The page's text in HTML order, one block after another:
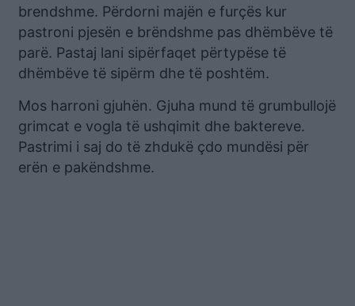
brendshme. Përdorni majën e furçës kur
pastroni pjesën e brëndshme pas dhëmbëve të
parë. Pastaj lani sipërfaqet përtypëse të
dhëmbëve të sipërm dhe të poshtëm.
Mos harroni gjuhën. Gjuha mund të grumbullojë
grimcat e vogla të ushqimit dhe baktereve.
Pastrimi i saj do të zhdukë çdo mundësi për
erën e pakëndshme.